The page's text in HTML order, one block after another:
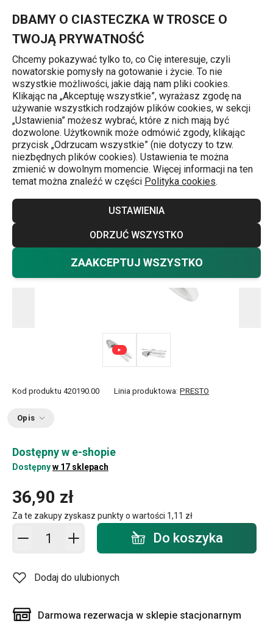
DBAMY O CIASTECZKA W TROSCE O
TWOJĄ PRYWATNOŚĆ
Chcemy pokazywać tylko to, co Cię interesuje, czyli
nowatorskie pomysły na gotowanie i życie. To nie
wszystkie możliwości, jakie dają nam pliki cookies.
Klikając na „Akceptuję wszystkie”, wyrażasz zgodę na
używanie wszystkich rodzajów plików cookies, w sekcji
„Ustawienia” możesz wybrać, które z nich mają być
dozwolone. Użytkownik może odmówić zgody, klikając
przycisk „Odrzucam wszystkie” (nie dotyczy to tzw.
niezbędnych plików cookies). Ustawienia te można
zmienić w dowolnym momencie. Więcej informacji na ten
temat można znaleźć w części Polityka cookies.
USTAWIENIA
ODRZUĆ WSZYSTKO
ZAAKCEPTUJ WSZYSTKO
Wyciskacze i wyciskarki
Wyciskacz do czosnku PRESTO
Kod produktu 420190.00 Linia produktowa: PRESTO
Opis
Dostępny w e-shopie
Dostępnyw 17 sklepach
36,90 zł
Za te zakupy zyskasz punkty o wartości 1,11 zł
Dodaj do koszyka - ilość Do koszyka
Dodaj do ulubionych
Darmowa rezerwacja w sklepie stacjonarnym